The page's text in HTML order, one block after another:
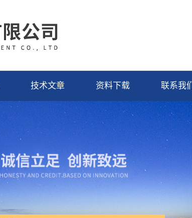
技术文章 资料下载 联系我们